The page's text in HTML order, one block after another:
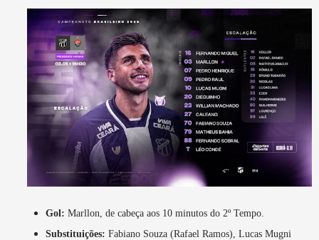
Gol: Marllon, de cabeça aos 10 minutos do 2º Tempo.
Substituições: Fabiano Souza (Rafael Ramos), Lucas Mugni